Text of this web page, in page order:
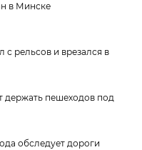
в Минске
рельсов и врезался в
держать пешеходов под
обследует дороги